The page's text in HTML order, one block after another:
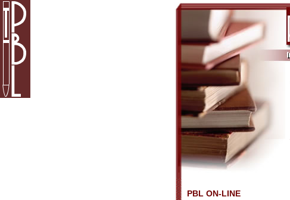
PBL ON-LINE